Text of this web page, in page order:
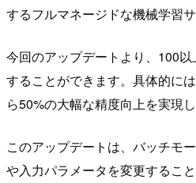
するフルマネージドな機械学習サ
今回のアップデートより、100
することができます。具体的に
ら50%の大幅な精度向上を実現
このアップデートは、バッチモ
や入力パラメータを変更するこ